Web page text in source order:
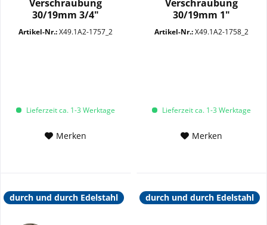
Verschraubung
30/19mm 3/4"
Überwurfmutter...
Artikel-Nr.:X49.1A2-1757_2
Lieferzeit ca. 1-3 Werktage
Merken
Verschraubung
30/19mm 1"
Überwurfmutter
SW14+30 VA
Artikel-Nr.:X49.1A2-1758_2
Lieferzeit ca. 1-3 Werktage
Merken
durch und durch Edelstahl durch und durch Edelstahl